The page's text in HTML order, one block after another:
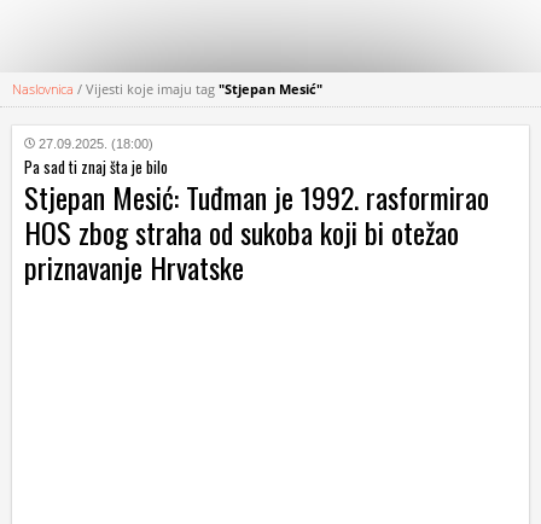
KATEGORIJE
HRVATSKI
WEB
Naslovnica / Vijesti koje imaju tag "Stjepan Mesić"
27.09.2025. (18:00)
Pa sad ti znaj šta je bilo
Stjepan Mesić: Tuđman je 1992. rasformirao
HOS zbog straha od sukoba koji bi otežao
priznavanje Hrvatske